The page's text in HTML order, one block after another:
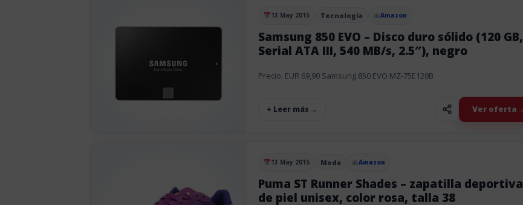
Publicado el
13 May 2015 Tecnología Amazon
Samsung 850 EVO – Disco duro sólido (120 GB,
Serial ATA III, 540 MB/s, 2.5″), negro
Precio: EUR 69,90 Samsung 850 EVO MZ-75E120B
+ Leer más Ver oferta
Publicado el
13 May 2015 Moda Amazon
Puma ST Runner Shades – zapatilla deportiva
de piel unisex, color rosa, talla 38